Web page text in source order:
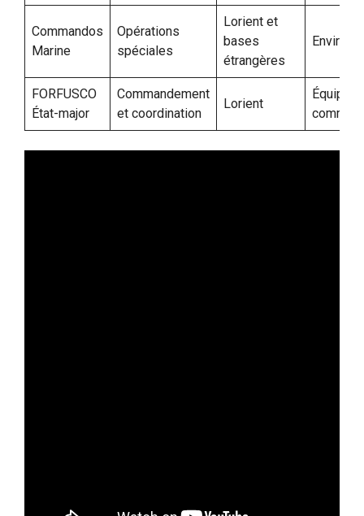
Commandos
Marine
Opérations
spéciales
Lorient et
bases
étrangères
Environ
FORFUSCO
État-major
Commandement
et coordination
Lorient
Équipe